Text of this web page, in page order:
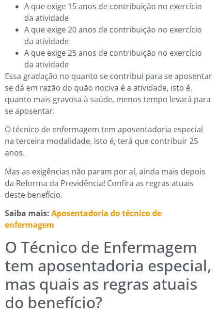
A que exige 15 anos de contribuição no exercício
da atividade
A que exige 20 anos de contribuição no exercício
da atividade
A que exige 25 anos de contribuição no exercício
da atividade
Essa gradação no quanto se contribui para se aposentar
se dá em razão do quão nociva é a atividade, isto é,
quanto mais gravosa à saúde, menos tempo levará para
se aposentar.
O técnico de enfermagem tem aposentadoria especial
na terceira modalidade, isto é, terá que contribuir 25
anos.
Mas as exigências não param por aí, ainda mais depois
da Reforma da Previdência! Confira as regras atuais
deste benefício.
Saiba mais: Aposentadoria do técnico de
enfermagem
O Técnico de Enfermagem
tem aposentadoria especial,
mas quais as regras atuais
do benefício?